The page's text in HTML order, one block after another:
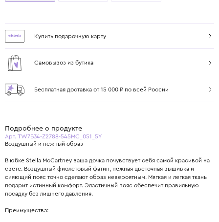
Купить подарочную карту
Самовывоз из бутика
Бесплатная доставка от 15 000 ₽ по всей России
Подробнее о продукте
Арт. TW7B34-Z2788-545MC_051_5Y
Воздушный и нежный образ
В юбке Stella McCartney ваша дочка почувствует себя самой красивой на
свете. Воздушный фиолетовый фатин, нежная цветочная вышивка и
сияющий пояс точно сделают образ невероятным. Мягкая и легкая ткань
подарит истинный комфорт. Эластичный пояс обеспечит правильную
посадку без лишнего давления.
Преимущества: